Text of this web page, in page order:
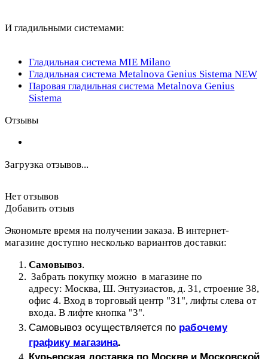
И гладильными системами:
Гладильная система MIE Milano
Гладильная система Metalnova Genius Sistema NEW
Паровая гладильная система Metalnova Genius
Sistema
Отзывы
Загрузка отзывов...
Нет отзывов
Добавить отзыв
Экономьте время на получении заказа. В интернет-
магазине доступно несколько вариантов доставки:
Самовывоз.
Забрать покупку можно в магазине по
адресу: Москва, Ш. Энтузиастов, д. 31, строение 38,
офис 4. Вход в торговый центр "31", лифты слева от
входа. В лифте кнопка "3".
Самовывоз осуществляется по рабочему
графику магазина.
Курьерская доставка по Москве и Московской